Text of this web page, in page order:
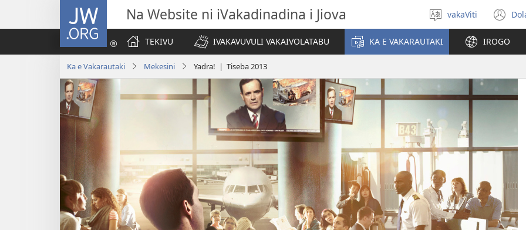
JW.ORG Na Website ni iVakadinadina i Jiova
Digia
na
Vosa
vakaViti
TEKIVU
IVAKAVUVULI VAKAIVOLATABU KA E VAKARAUTAKI IROGO
Ka e Vakarautaki Mekesini Yadra! | Tiseba 2013